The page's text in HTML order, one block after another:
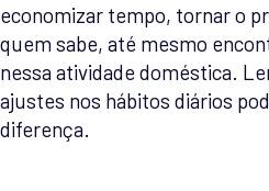
economizar tempo, tornar o
quem sabe, até mesmo
nessa atividade doméstica.
ajustes nos hábitos diários
diferença.